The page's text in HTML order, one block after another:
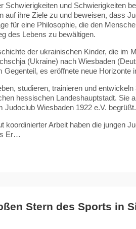
Schwierigkeiten und Schwierigkeiten
auf ihre Ziele zu und beweisen, dass
für eine Philosophie, die den
des Lebens zu bewältigen.
der ukrainischen Kinder, die im
(Ukraine) nach Wiesbaden
Gegenteil, es eröffnete neue Horizonte
studieren, trainieren und
hessischen Landeshauptstadt. Sie
Judoclub Wiesbaden 1922 e.V. begrüßt.
koordinierter Arbeit haben die jungen
Er…
Stern des Sports in